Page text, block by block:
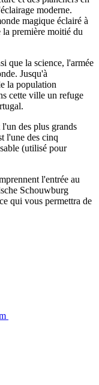
moderne.
magique éclairé à
première moitié du
que la science, l'armée
Jusqu'à
la population
cette ville un refuge
des plus grands
l'une des cinq
(utilisé pour
l'entrée au
Schouwburg
qui vous permettra de